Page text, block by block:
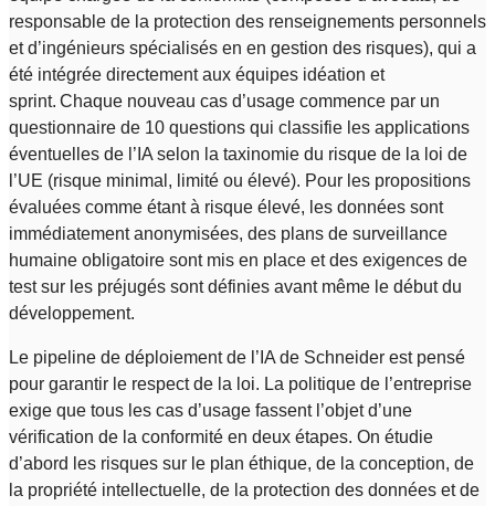
responsable de la protection des renseignements personnels
et d’ingénieurs spécialisés en en gestion des risques), qui a
été intégrée directement aux équipes idéation et
sprint. Chaque nouveau cas d’usage commence par un
questionnaire de 10 questions qui classifie les applications
éventuelles de l’IA selon la taxinomie du risque de la loi de
l’UE (risque minimal, limité ou élevé). Pour les propositions
évaluées comme étant à risque élevé, les données sont
immédiatement anonymisées, des plans de surveillance
humaine obligatoire sont mis en place et des exigences de
test sur les préjugés sont définies avant même le début du
développement.
Le pipeline de déploiement de l’IA de Schneider est pensé
pour garantir le respect de la loi. La politique de l’entreprise
exige que tous les cas d’usage fassent l’objet d’une
vérification de la conformité en deux étapes. On étudie
d’abord les risques sur le plan éthique, de la conception, de
la propriété intellectuelle, de la protection des données et de